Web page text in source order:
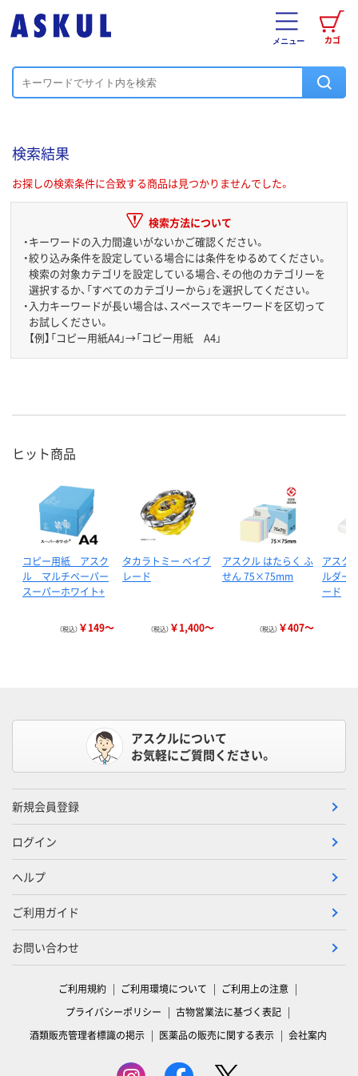
カゴ
メニュー
検索結果
お探しの検索条件に合致する商品は見つかりませんでした。
検索方法について
・キーワードの入力間違いがないかご確認ください。
・絞り込み条件を設定している場合には条件をゆるめてください。
検索の対象カテゴリを設定している場合、その他のカテゴリーを
選択するか、「すべてのカテゴリーから」を選択してください。
・ 入力キーワードが長い場合は、スペースでキーワードを区切って
お試しください。
【例】「コピー用紙A4」→「コピー用紙 A4」
ヒット商品
コピー用紙 アスク
ル マルチペーパー
スーパーホワイト+
（税込） ￥149～
タカラトミー ベイブ
レード
（税込） ￥1,400～
アスクル はたらく ふ
せん 75×75mm
（税込） ￥407～
アスク
ルダー
ード
アスクルについて
お気軽にご質問ください。
新規会員登録
ログイン
ヘルプ
ご利用ガイド
お問い合わせ
ご利用規約 ご利用環境について
ご利用上の注意
プライバシーポリシー
古物営業法に基づく表記
酒類販売管理者標識の掲示
医薬品の販売に関する表示 会社案内